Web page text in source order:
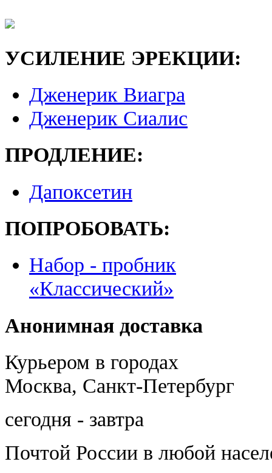
УСИЛЕНИЕ ЭРЕКЦИИ:
Дженерик Виагра
Дженерик Сиалис
ПРОДЛЕНИЕ:
Дапоксетин
ПОПРОБОВАТЬ:
Набор - пробник
«Классический»
Анонимная доставка
Курьером в городах
Москва, Санкт-Петербург
сегодня - завтра
Почтой России в любой